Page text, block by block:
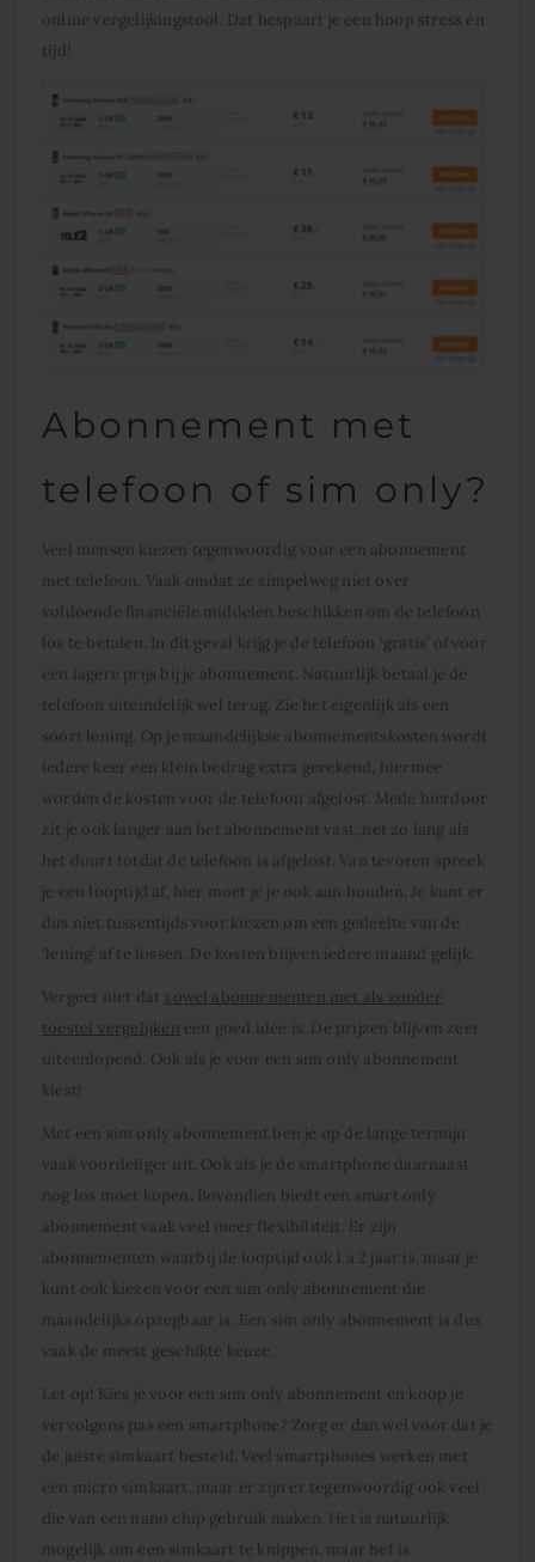
online vergelijkingstool. Dat bespaart je een hoop stress én
tijd!
Abonnement met
telefoon of sim only?
Veel mensen kiezen tegenwoordig voor een abonnement
met telefoon. Vaak omdat ze simpelweg niet over
voldoende financiële middelen beschikken om de telefoon
los te betalen. In dit geval krijg je de telefoon ‘gratis’ of voor
een lagere prijs bij je abonnement. Natuurlijk betaal je de
telefoon uiteindelijk wel terug. Zie het eigenlijk als een
soort lening. Op je maandelijkse abonnementskosten wordt
iedere keer een klein bedrag extra gerekend, hiermee
worden de kosten voor de telefoon afgelost. Mede hierdoor
zit je ook langer aan het abonnement vast, net zo lang als
het duurt totdat de telefoon is afgelost. Van tevoren spreek
je een looptijd af, hier moet je je ook aan houden. Je kunt er
dus niet tussentijds voor kiezen om een gedeelte van de
‘lening’ af te lossen. De kosten blijven iedere maand gelijk.
Vergeet niet dat zowel abonnementen met als zonder
toestel vergelijken een goed idee is. De prijzen blijven zeer
uiteenlopend. Ook als je voor een sim only abonnement
kiest!
Met een sim only abonnement ben je op de lange termijn
vaak voordeliger uit. Ook als je de smartphone daarnaast
nog los moet kopen. Bovendien biedt een smart only
abonnement vaak veel meer flexibiliteit. Er zijn
abonnementen waarbij de looptijd ook 1 a 2 jaar is, maar je
kunt ook kiezen voor een sim only abonnement die
maandelijks opzegbaar is. Een sim only abonnement is dus
vaak de meest geschikte keuze.
Let op! Kies je voor een sim only abonnement en koop je
vervolgens pas een smartphone? Zorg er dan wel voor dat je
de juiste simkaart besteld. Veel smartphones werken met
een micro simkaart, maar er zijn er tegenwoordig ook veel
die van een nano chip gebruik maken. Het is natuurlijk
mogelijk om een simkaart te knippen, maar het is